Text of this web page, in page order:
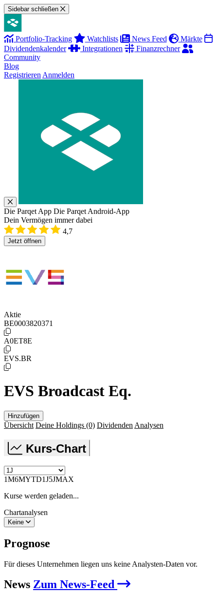
Sidebar schließen
Portfolio-Tracking Watchlists News Feed
Märkte
Dividendenkalender
Integrationen
Finanzrechner
Community
Blog
Registrieren Anmelden
Die Parqet App Die Parqet Android-App
Dein Vermögen immer dabei
4,7
Jetzt öffnen
Aktie
BE0003820371
A0ET8E
EVS.BR
EVS Broadcast Eq.
Hinzufügen
Übersicht Deine Holdings (0) Dividenden Analysen
Kurs-Chart
1M6MYTD1J5JMAX
Kurse werden geladen...
Chartanalysen
Keine
Prognose
Für dieses Unternehmen liegen uns keine Analysten-Daten vor.
News Zum News-Feed